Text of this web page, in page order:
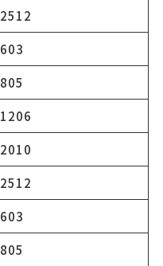
2512
603
805
1206
2010
2512
603
805